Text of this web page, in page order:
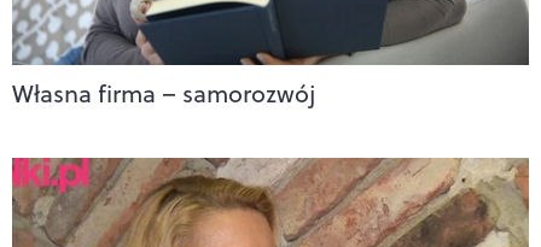
Własna firma – samorozwój